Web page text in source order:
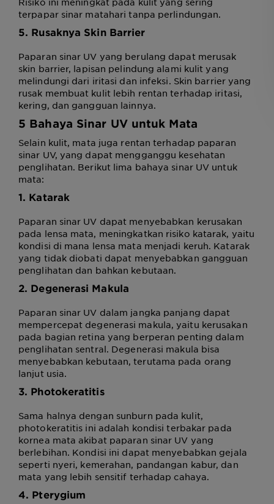
terpapar sinar matahari tanpa perlindungan.
5. Rusaknya Skin Barrier
Paparan sinar UV yang berulang dapat merusak
skin barrier, lapisan pelindung alami kulit yang
melindungi dari iritasi dan infeksi. Skin barrier yang
rusak membuat kulit lebih rentan terhadap iritasi,
kering, dan gangguan lainnya.
5 Bahaya Sinar UVuntuk Mata
Selain kulit, mata juga rentan terhadap paparan
sinar UV, yang dapat mengganggu kesehatan
penglihatan. Berikut lima bahaya sinar UV untuk
mata:
1. Katarak
Paparan sinar UV dapat menyebabkan kerusakan
pada lensa mata, meningkatkan risiko katarak, yaitu
kondisi di mana lensa mata menjadi keruh. Katarak
yang tidak diobati dapat menyebabkan gangguan
penglihatan dan bahkan kebutaan.
2. Degenerasi Makula
Paparan sinar UV dalam jangka panjang dapat
mempercepat degenerasi makula, yaitu kerusakan
pada bagian retina yang berperan penting dalam
penglihatan sentral. Degenerasi makula bisa
menyebabkan kebutaan, terutama pada orang
lanjut usia.
3. Photokeratitis
Sama halnya dengan sunburn pada kulit,
photokeratitis ini adalah kondisi terbakar pada
kornea mata akibat paparan sinar UV yang
berlebihan. Kondisi ini dapat menyebabkan gejala
seperti nyeri, kemerahan, pandangan kabur, dan
mata yang lebih sensitif terhadap cahaya.
4. Pterygium